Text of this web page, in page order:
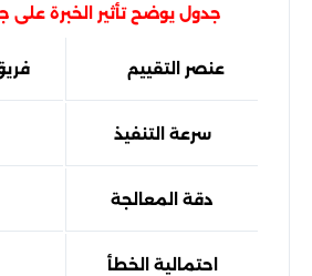
جدول يوضح تأثير الخبرة على
عنصر التقييم
سرعة التنفيذ
دقة المعالجة
احتمالية الخطأ